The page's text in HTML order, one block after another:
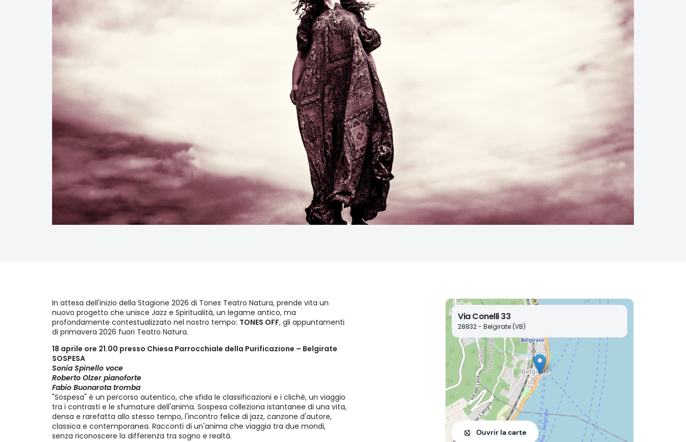
In attesa dell'inizio della Stagione 2026 di Tones Teatro Natura, prende vita un
nuovo progetto che unisce Jazz e Spiritualità, un legame antico, ma
profondamente contestualizzato nel nostro tempo: TONES OFF, gli appuntamenti
di primavera 2026 fuori Teatro Natura.
18 aprile ore 21.00 presso Chiesa Parrocchiale della Purificazione – Belgirate
SOSPESA
Sonia Spinello voce
Roberto Olzer pianoforte
Fabio Buonarota tromba
"Sospesa" è un percorso autentico, che sfida le classificazioni e i clichè, un viaggio
tra i contrasti e le sfumature dell'anima. Sospesa colleziona istantanee di una vita,
densa e rarefatta allo stesso tempo, l'incontro felice di jazz, canzone d'autore,
classica e contemporanea. Racconti di un'anima che viaggia tra due mondi,
senza riconoscere la differenza tra sogno e realtà.
Via Conelli 33
28832 - Belgirate (VB)
Ouvrir la carte